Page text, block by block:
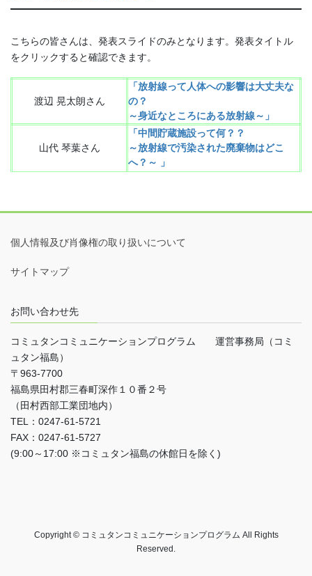
こちらの皆さんは、発表スライドのみとなります。発表タイトル
をクリックすると確認できます。
渡辺 晃太朗さん
「放射線って人体への影響は大丈夫な
の？
～身近なところにある放射線～」
山代 琴葉さん
「中間貯蔵施設って何？？
～放射線で汚染された廃棄物はどこ
へ？～ 」
個人情報及び肖像権の取り扱いについて
サイトマップ
お問い合わせ先
コミュタンコミュニケーションプログラム 運営事務局（コミ
ュタン福島）
〒963-7700
福島県田村郡三春町深作１０番２号
（田村西部工業団地内）
TEL：0247-61-5721
FAX：0247-61-5727
(9:00～17:00 ※コミュタン福島の休館日を除く)
Copyright © コミュタンコミュニケーションプログラム All Rights
Reserved.